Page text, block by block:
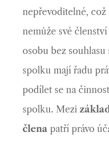
nepřevoditelné, což
nemůže své
osobu bez souhlasu
spolku mají řadu
podílet se na
spolku. Mezi
členapatří právo